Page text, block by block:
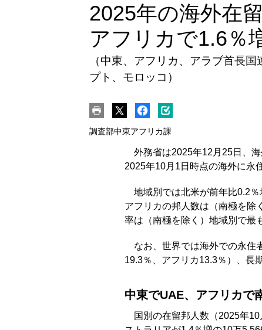
2025年の海外在
アフリカで1.6％
（中東、アフリカ、アラブ首長
プト、モロッコ）
調査部中東アフリカ課
外務省は2025年12月25日、
2025年10月1日時点の海外に永
地域別では北米が前年比0.2
アフリカの邦人数は（南極を除
率は（南極を除く）地域別で最
なお、世界では海外での永住
19.3％、アフリカ13.3％）、長
中東でUAE、アフリカで
国別の在留邦人数（2025年